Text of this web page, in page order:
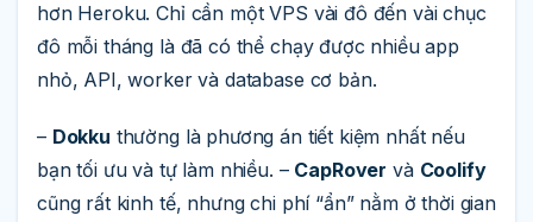
hơn Heroku. Chỉ cần một VPS vài đô đến vài chục
đô mỗi tháng là đã có thể chạy được nhiều app
nhỏ, API, worker và database cơ bản.
– Dokku thường là phương án tiết kiệm nhất nếu
bạn tối ưu và tự làm nhiều. – CapRover và Coolify
cũng rất kinh tế, nhưng chi phí “ẩn” nằm ở thời gian